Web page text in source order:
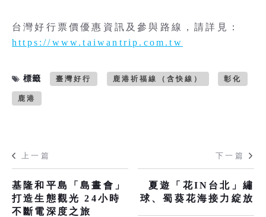
台灣好行票價優惠資訊及參與路線，請詳見：
https://www.taiwantrip.com.tw
標籤 臺灣好行 鹿港祈福線（含快線） 彰化
鹿港
上一篇
基隆和平島「島晝會」
打造生態觀光 24小時
不斷電深度之旅
下一篇
夏遊「花IN台北」繡
球、蜀葵花海接力綻放